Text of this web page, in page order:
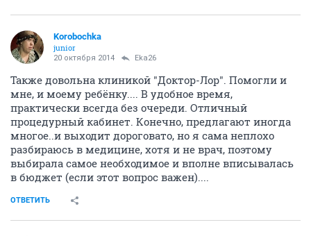
Korobochka
junior
20 октября 2014 Eka26
Также довольна клиникой "Доктор-Лор". Помогли и
мне, и моему ребёнку.... В удобное время,
практически всегда без очереди. Отличный
процедурный кабинет. Конечно, предлагают иногда
многое..и выходит дороговато, но я сама неплохо
разбираюсь в медицине, хотя и не врач, поэтому
выбирала самое необходимое и вполне вписывалась
в бюджет (если этот вопрос важен)....
ОТВЕТИТЬ